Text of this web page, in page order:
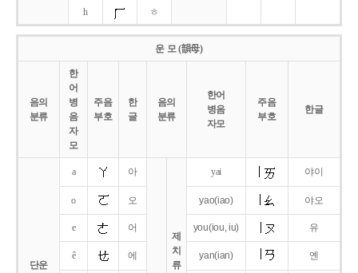
h ㅎ
운 모 (韻母)
음의
분류
한
어
병
음
자
모
주음
부호
한
글
음의
분류
한어
병음
자모
주음
부호
한글
단운
a 아
제
치
류
yai 야이
o 오 yao(iao) 야오
e 어 you(iou,iu) 유
ê 에 yan(ian) 옌